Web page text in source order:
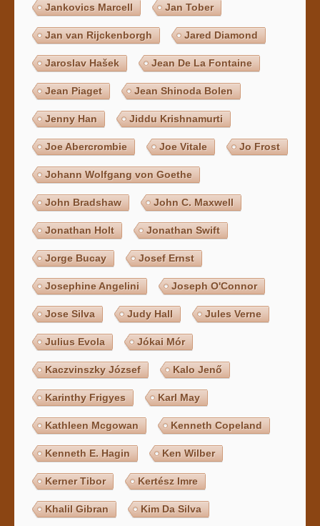
Jankovics Marcell Jan Tober
Jan van Rijckenborgh Jared Diamond
Jaroslav Hašek Jean De La Fontaine
Jean Piaget Jean Shinoda Bolen
Jenny Han Jiddu Krishnamurti
Joe Abercrombie Joe Vitale Jo Frost
Johann Wolfgang von Goethe
John Bradshaw John C. Maxwell
Jonathan Holt Jonathan Swift
Jorge Bucay Josef Ernst
Josephine Angelini Joseph O'Connor
Jose Silva Judy Hall Jules Verne
Julius Evola Jókai Mór
Kaczvinszky József Kalo Jenő
Karinthy Frigyes Karl May
Kathleen Mcgowan Kenneth Copeland
Kenneth E. Hagin Ken Wilber
Kerner Tibor Kertész Imre
Khalil Gibran Kim Da Silva